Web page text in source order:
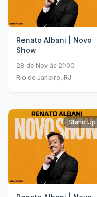
Renato Albani | Novo
Show
28 de Nov às 21:00
Rio de Janeiro, RJ
Stand Up